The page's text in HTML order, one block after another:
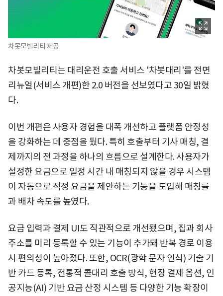
차못모빌리티 제공
차봇모빌리티는 대리운전 호출 서비스 '차봇대리'를 전면
리뉴얼(서비스 개편)한 2.0 버전을 선보였다고 30일 밝혔
다.
이번 개편은 사용자 경험을 대폭 개선하고 플랫폼 안정성
을 강화하는 데 중점을 뒀다. 특히 호출부터 기사 매칭, 결
제까지의 전 과정을 하나의 흐름으로 설계한다. 사용자가
설정한 요금으로 일정 시간 내 매칭되지 않을 경우 시스템
이 자동으로 적정 요금을 제안하는 기능을 도입해 매칭률
과 배차 속도를 높였다.
요금 입력과 결제 UI도 직관적으로 개선됐으며, 집과 회사
주소를 미리 등록할 수 있는 기능이 추가돼 반복 경로 이용
시 편의성이 높아졌다. 또한, OCR(광학 문자 인식) 기술 기
반 카드 등록, 전통적 콜대리 호출 방식, 현장 결제 옵션, 인
공지능(AI) 기반 요금 산정 시스템 등 다양한 기능 확장이